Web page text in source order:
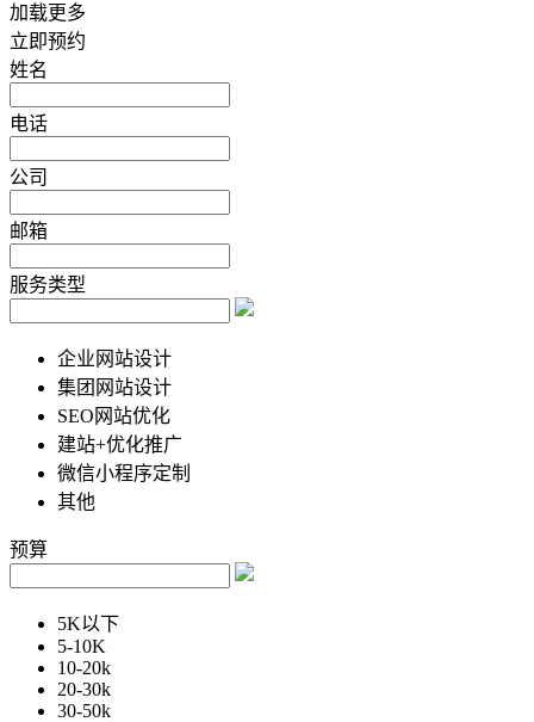
加载更多
立即预约
姓名
电话
公司
邮箱
服务类型
企业网站设计
集团网站设计
SEO网站优化
建站+优化推广
微信小程序定制
其他
预算
5K以下
5-10K
10-20k
20-30k
30-50k